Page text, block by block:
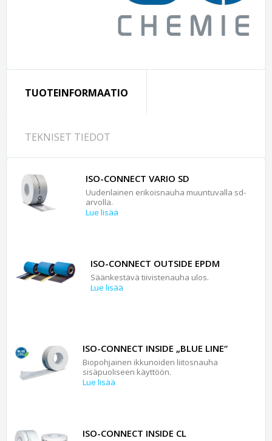
TUOTEINFORMAATIO
TEKNISET TIEDOT
ISO-CONNECT VARIO SD
Uudenlainen erikoisnauha muuntuvalla sd-
arvolla.
Lue lisää
ISO-CONNECT OUTSIDE EPDM
Säänkestävä tiivistenauha ulos.
Lue lisää
ISO-CONNECT INSIDE „BLUE LINE“
Biopohjainen ikkunoiden liitosnauha
sisäpuoliseen käyttöön.
Lue lisää
ISO-CONNECT INSIDE CL